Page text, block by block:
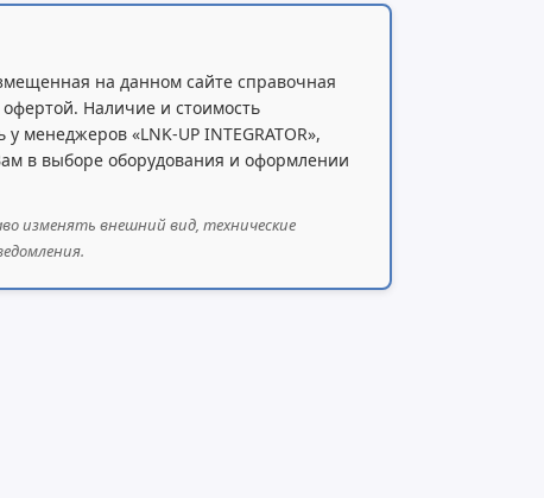
на данном сайте справочная
Наличие и стоимость
менеджеров «LNK-UP INTEGRATOR»,
в выборе оборудования и оформлении
изменять внешний вид, технические